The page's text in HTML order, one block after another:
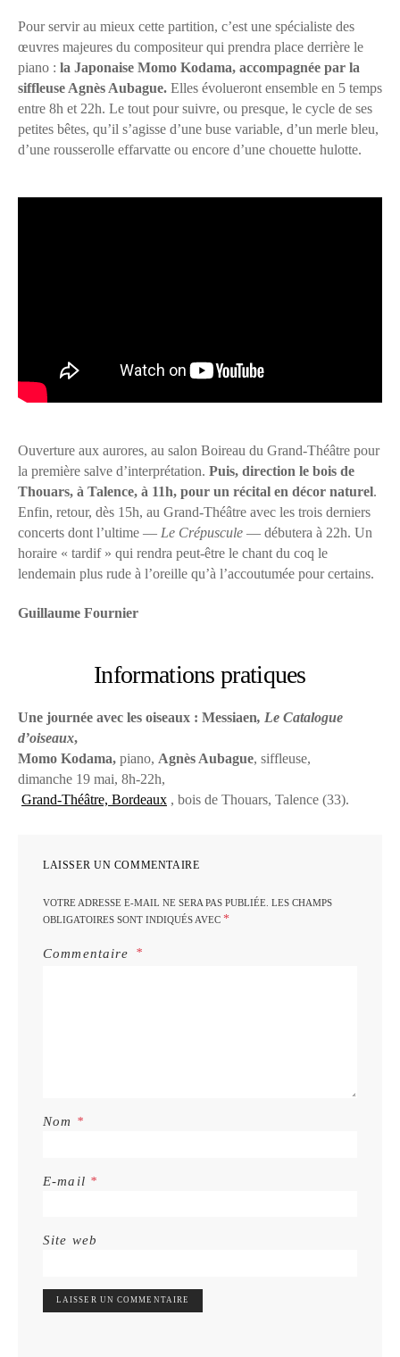
Pour servir au mieux cette partition, c’est une spécialiste des
œuvres majeures du compositeur qui prendra place derrière le
piano : la Japonaise Momo Kodama, accompagnée par la
siffleuse Agnès Aubague. Elles évolueront ensemble en 5 temps
entre 8h et 22h. Le tout pour suivre, ou presque, le cycle de ses
petites bêtes, qu’il s’agisse d’une buse variable, d’un merle bleu,
d’une rousserolle effarvatte ou encore d’une chouette hulotte.
Ouverture aux aurores, au salon Boireau du Grand-Théâtre pour
la première salve d’interprétation. Puis, direction le bois de
Thouars, à Talence, à 11h, pour un récital en décor naturel.
Enfin, retour, dès 15h, au Grand-Théâtre avec les trois derniers
concerts dont l’ultime — Le Crépuscule — débutera à 22h. Un
horaire « tardif » qui rendra peut-être le chant du coq le
lendemain plus rude à l’oreille qu’à l’accoutumée pour certains.
Guillaume Fournier
Informations pratiques
Une journée avec les oiseaux : Messiaen, Le Catalogue
d’oiseaux,
Momo Kodama, piano, Agnès Aubague, siffleuse,
dimanche 19 mai, 8h-22h,
Grand-Théâtre, Bordeaux , bois de Thouars, Talence (33).
LAISSER UN COMMENTAIRE
VOTRE ADRESSE E-MAIL NE SERA PAS PUBLIÉE. LES CHAMPS
OBLIGATOIRES SONT INDIQUÉS AVEC *
Commentaire
Nom *
E-mail *
Site web